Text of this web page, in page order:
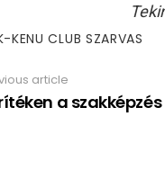
KENU CLUB SZARVAS
article
a szakképzés